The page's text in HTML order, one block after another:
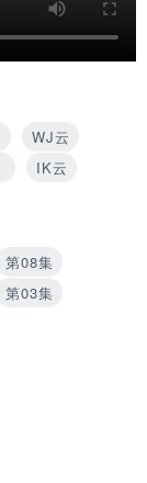
WJ云
IK云
第08集
第03集